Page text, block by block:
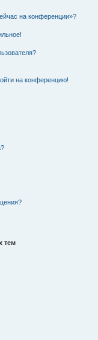
на конференции»?
на конференцию!
тем